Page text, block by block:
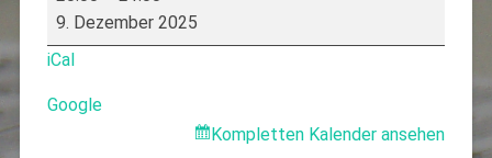
9. Dezember 2025
iCal
Google
Kompletten Kalender ansehen